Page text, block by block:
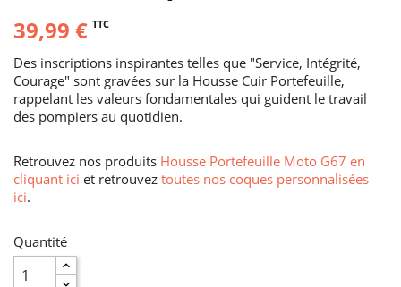
39,99 € TTC
Des inscriptions inspirantes telles que "Service, Intégrité,
Courage" sont gravées sur la Housse Cuir Portefeuille,
rappelant les valeurs fondamentales qui guident le travail
des pompiers au quotidien.
Retrouvez nos produits Housse Portefeuille Moto G67 en
cliquant ici et retrouvez toutes nos coques personnalisées
ici.
Quantité